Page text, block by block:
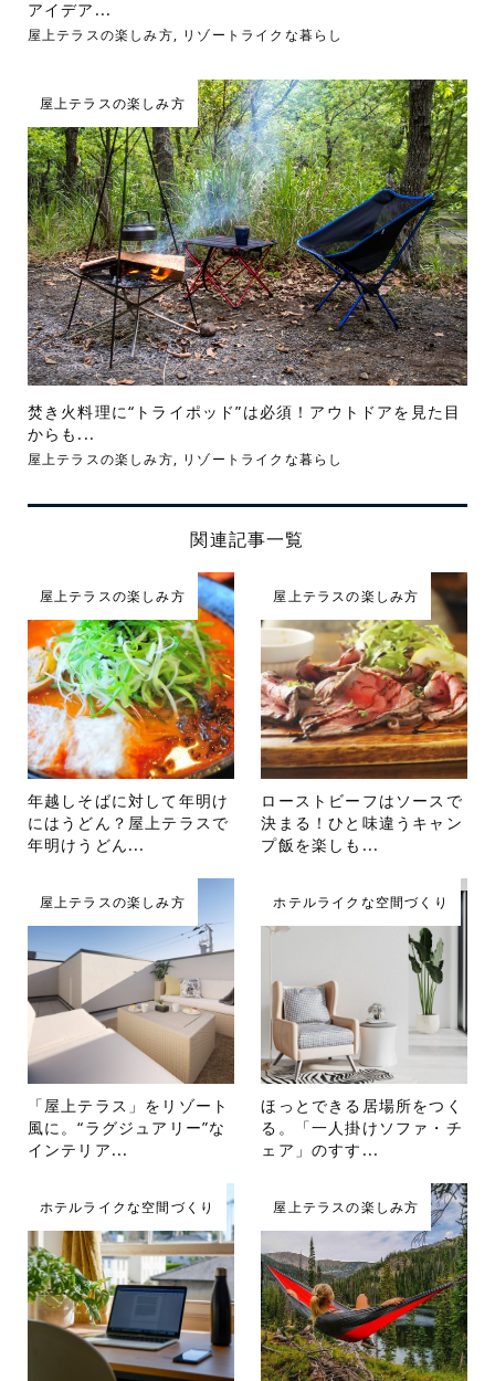
アイデア...
屋上テラスの楽しみ方, リゾートライクな暮らし
屋上テラスの楽しみ方
焚き火料理に“トライポッド”は必須！アウトドアを見た目
からも...
屋上テラスの楽しみ方, リゾートライクな暮らし
関連記事一覧
屋上テラスの楽しみ方
年越しそばに対して年明け
にはうどん？屋上テラスで
年明けうどん...
屋上テラスの楽しみ方
ローストビーフはソースで
決まる！ひと味違うキャン
プ飯を楽しも...
屋上テラスの楽しみ方
「屋上テラス」をリゾート
風に。“ラグジュアリー”な
インテリア...
ホテルライクな空間づくり
ほっとできる居場所をつく
る。「一人掛けソファ・チ
ェア」のすす...
ホテルライクな空間づくり 屋上テラスの楽しみ方